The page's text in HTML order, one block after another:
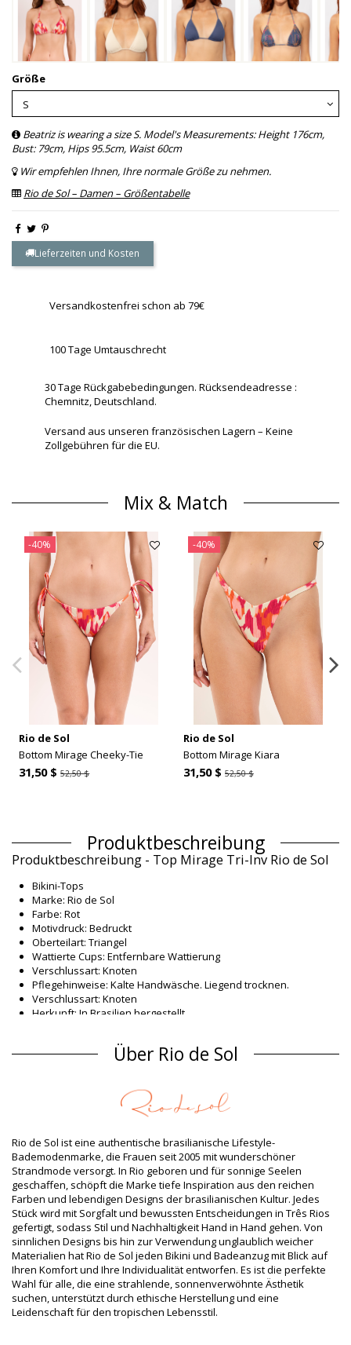
Größe
Beatriz is wearing a size S. Model's Measurements: Height 176cm,
Bust: 79cm, Hips 95.5cm, Waist 60cm
Wir empfehlen Ihnen, Ihre normale Größe zu nehmen.
Rio de Sol – Damen – Größentabelle
Lieferzeiten und Kosten
Versandkostenfrei schon ab 79€
100 Tage Umtauschrecht
30 Tage Rückgabebedingungen. Rücksendeadresse :
Chemnitz, Deutschland.
Versand aus unseren französischen Lagern – Keine
Zollgebühren für die EU.
Mix & Match
-40%
Rio de Sol
Bottom Mirage Cheeky-Tie
31,50 $52,50 $
-40%
Rio de Sol
Bottom Mirage Kiara
31,50 $ 52,50 $
Produktbeschreibung
Produktbeschreibung - Top Mirage Tri-Inv Rio de Sol
Bikini-Tops
Marke: Rio de Sol
Farbe: Rot
Motivdruck: Bedruckt
Oberteilart: Triangel
Wattierte Cups: Entfernbare Wattierung
Verschlussart: Knoten
Pflegehinweise: Kalte Handwäsche. Liegend trocknen.
Verschlussart: Knoten
Herkunft: In Brasilien hergestellt
Material Oberstoff
16% Spandex (LYCRA) - OEKO-TEX - Chlorine Resistant
Futter: 84% Biodegradable Nylon (AMNI SOUL ECO), 16%
Spandex (LYCRA) - OEKO-TEX - Chlorine Resistant
Produktinformation
Abteilung: Damen, Bikini-Tops
Verpackung beinhaltet: 1 x Bikini-Tops (Andere Accessoires
nicht eingeschlossen)
HS CODE: 6112.41.0010
SKU: 1981124524
EAN: XS (7899810379627), S (7899810379610), M (7899810379481),
L (7899810379498), XL (7899810379504)
Gewicht: 55g / 0.12lb / 1.94oz
Print ist nicht exakt und kann je nach Schnitt variieren
Retuschierte Fotos
Über Rio de Sol
Rio de Sol ist eine authentische brasilianische Lifestyle-
Bademodenmarke, die Frauen seit 2005 mit wunderschöner
Strandmode versorgt. In Rio geboren und für sonnige Seelen
geschaffen, schöpft die Marke tiefe Inspiration aus den reichen
Farben und lebendigen Designs der brasilianischen Kultur. Jedes
Stück wird mit Sorgfalt und bewussten Entscheidungen in Três Rios
gefertigt, sodass Stil und Nachhaltigkeit Hand in Hand gehen. Von
sinnlichen Designs bis hin zur Verwendung unglaublich weicher
Materialien hat Rio de Sol jeden Bikini und Badeanzug mit Blick auf
Ihren Komfort und Ihre Individualität entworfen. Es ist die perfekte
Wahl für alle, die eine strahlende, sonnenverwöhnte Ästhetik
suchen, unterstützt durch ethische Herstellung und eine
Leidenschaft für den tropischen Lebensstil.